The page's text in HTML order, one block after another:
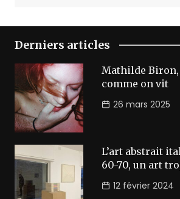
Derniers articles
Mathilde
comme on vit
26 mars 2025
L’art abstrait
60-70, un art
12 février 2024